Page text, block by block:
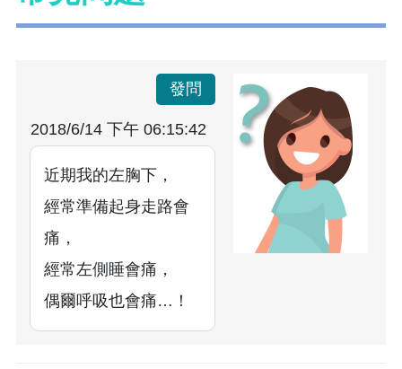
發問
2018/6/14 下午 06:15:42
近期我的左胸下，
經常準備起身走路會
痛，
經常左側睡會痛，
偶爾呼吸也會痛…！